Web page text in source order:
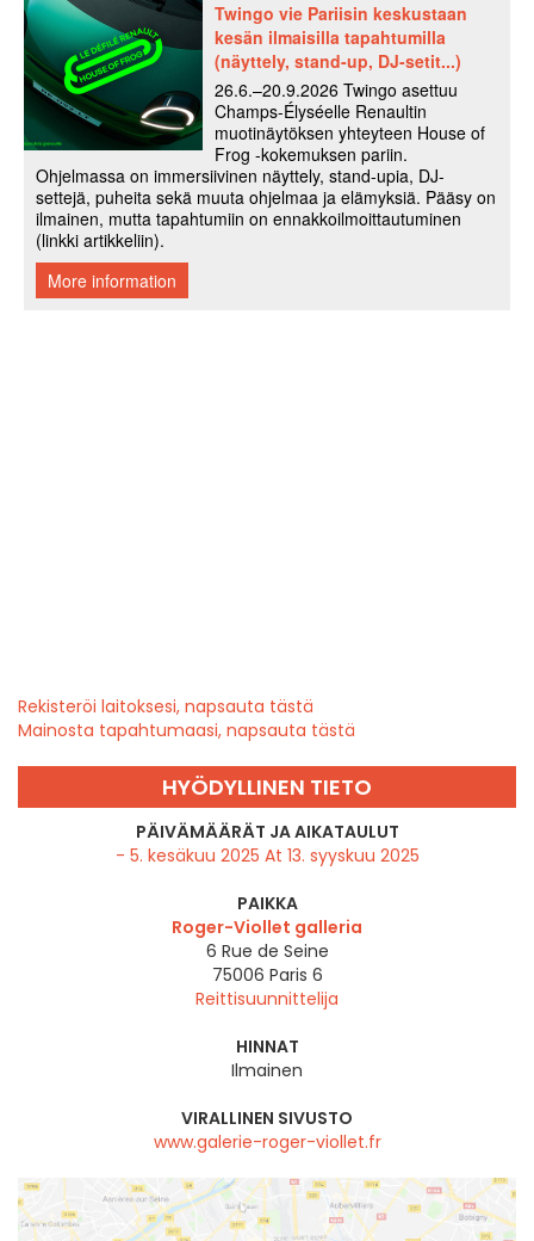
Rekisteröi laitoksesi, napsauta tästä
Mainosta tapahtumaasi, napsauta tästä
HYÖDYLLINEN TIETO
PÄIVÄMÄÄRÄT JA AIKATAULUT
- 5. kesäkuu 2025 At 13. syyskuu 2025
PAIKKA
Roger-Viollet galleria
6 Rue de Seine
75006 Paris 6
Reittisuunnittelija
HINNAT
Ilmainen
VIRALLINEN SIVUSTO
www.galerie-roger-viollet.fr